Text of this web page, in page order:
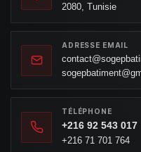
2080, Tunisie
ADRESSE EMAIL
TÉLÉPHONE
+216 92 543 017
+216 71 701 764